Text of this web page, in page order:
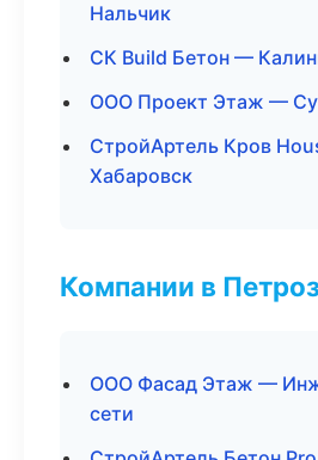
Нальчик
СК Build Бетон —
ООО Проект Этаж —
СтройАртель Кров
Хабаровск
Компании в
ООО Фасад Этаж —
сети